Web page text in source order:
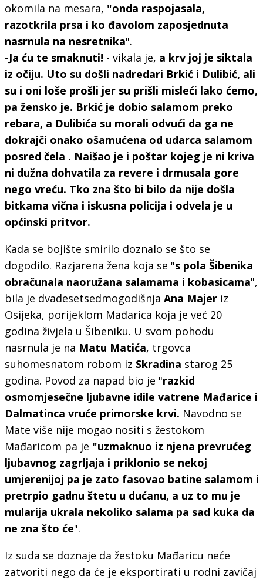
okomila na mesara, "onda raspojasala,
razotkrila prsa i ko đavolom zaposjednuta
nasrnula na nesretnika".
-Ja ću te smaknuti! - vikala je, a krv joj je siktala
iz očiju. Uto su došli nadredari Brkić i Dulibić, ali
su i oni loše prošli jer su prišli misleći lako ćemo,
pa žensko je. Brkić je dobio salamom preko
rebara, a Dulibića su morali odvući da ga ne
dokrajči onako ošamućena od udarca salamom
posred čela . Naišao je i poštar kojeg je ni kriva
ni dužna dohvatila za revere i drmusala gore
nego vreću. Tko zna što bi bilo da nije došla
bitkama vična i iskusna policija i odvela je u
općinski pritvor.
Kada se bojište smirilo doznalo se što se
dogodilo. Razjarena žena koja se "s pola Šibenika
obračunala naoružana salamama i kobasicama",
bila je dvadesetsedmogodišnja Ana Majer iz
Osijeka, porijeklom Mađarica koja je već 20
godina živjela u Šibeniku. U svom pohodu
nasrnula je na Matu Matića, trgovca
suhomesnatom robom iz Skradina starog 25
godina. Povod za napad bio je "razkid
osmomjesečne ljubavne idile vatrene Mađarice i
Dalmatinca vruće primorske krvi. Navodno se
Mate više nije mogao nositi s žestokom
Mađaricom pa je "uzmaknuo iz njena prevrućeg
ljubavnog zagrljaja i priklonio se nekoj
umjerenijoj pa je zato fasovao batine salamom i
pretrpio gadnu štetu u dućanu, a uz to mu je
mularija ukrala nekoliko salama pa sad kuka da
ne zna što će".
Iz suda se doznaje da žestoku Mađaricu neće
zatvoriti nego da će je eksportirati u rodni zavičaj